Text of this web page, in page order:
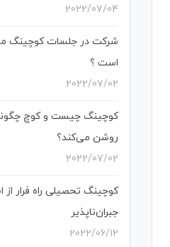
2022/07/04
شرکت در جلسات کوچینگ
است ؟
2022/07/02
کوچینگ چیست و کوچ
روشن می‌کند؟
2022/07/02
کوچینگ تحصیلی راه فرار از
جبران‌ناپذیر
2022/06/12